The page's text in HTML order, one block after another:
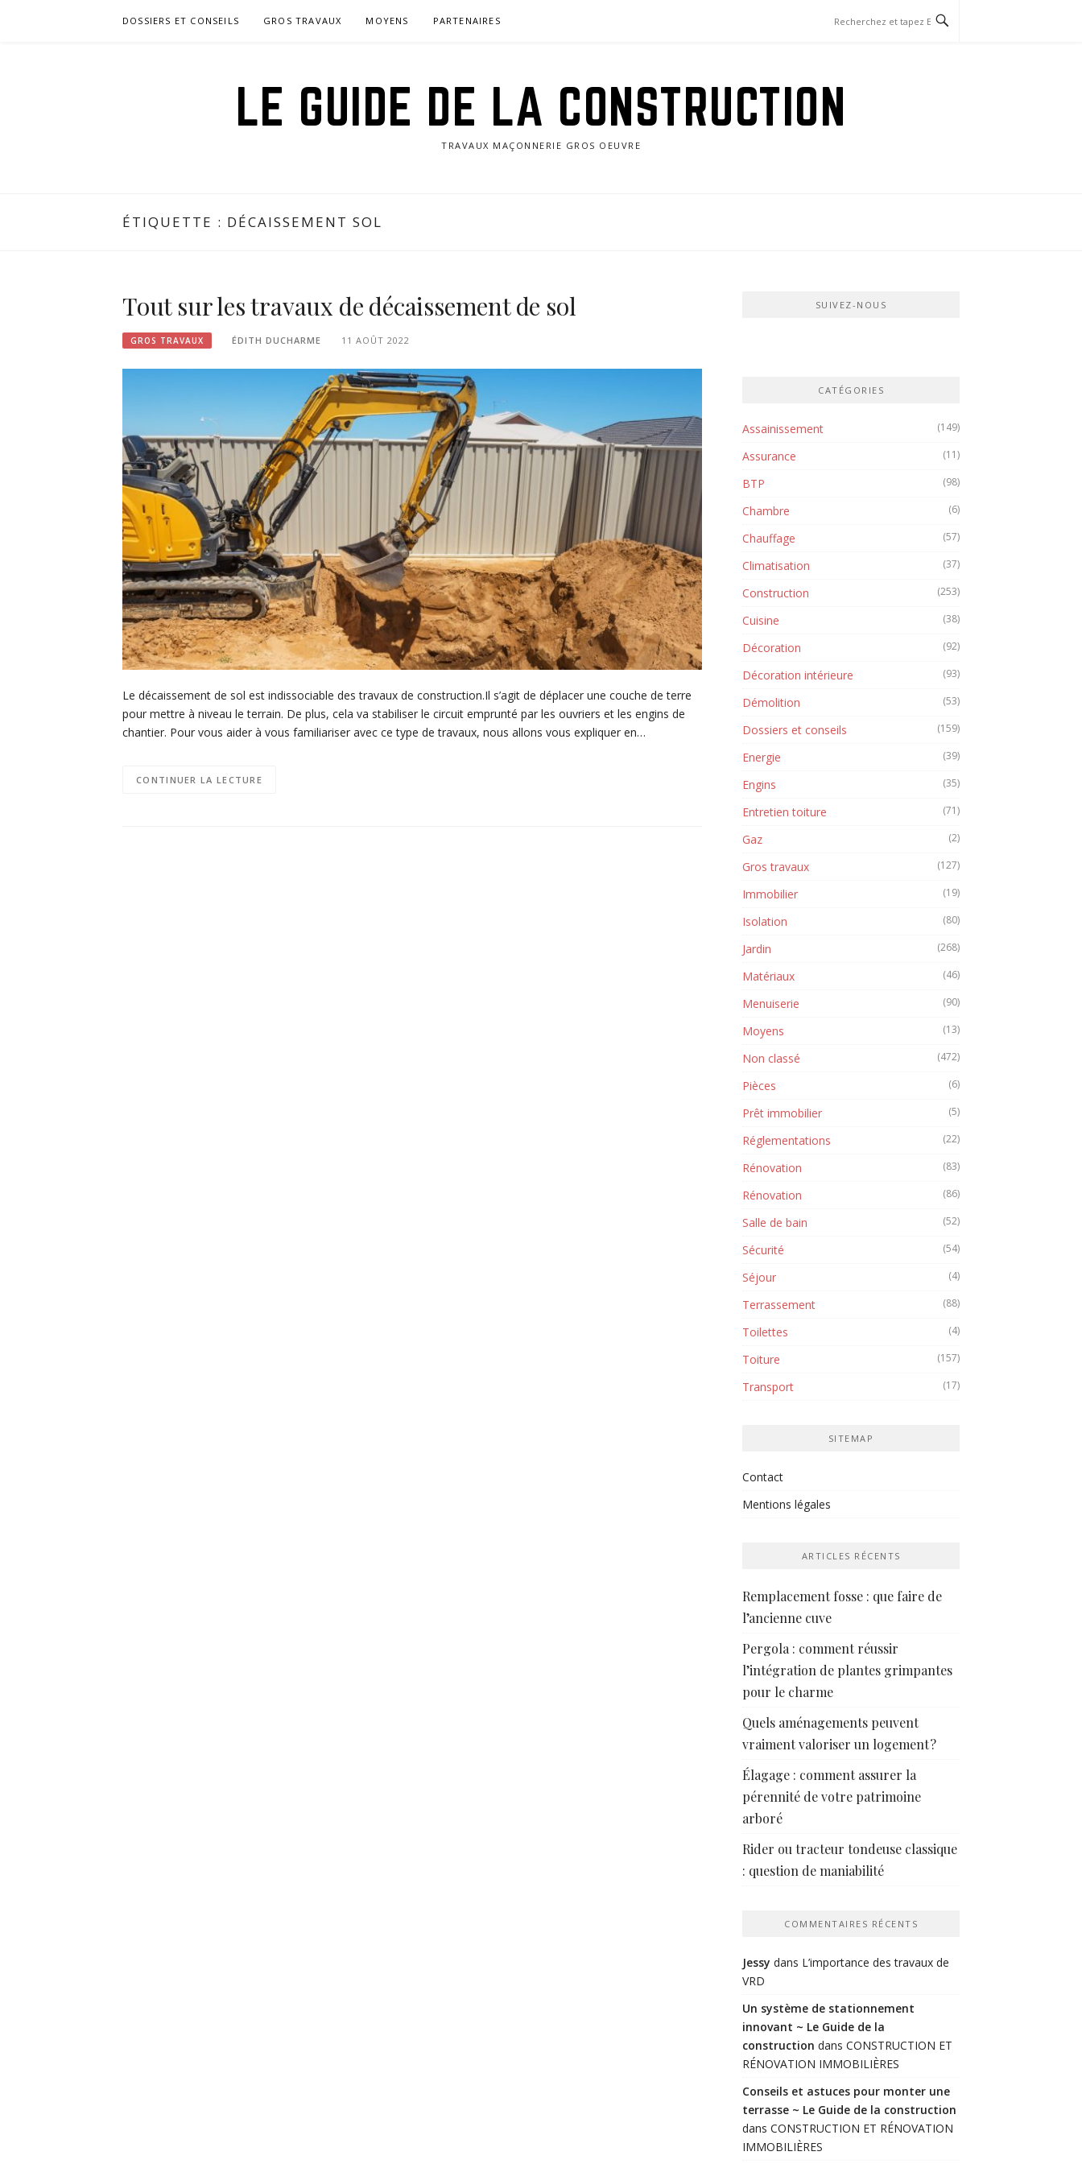
DOSSIERS ET CONSEILS GROS TRAVAUX MOYENS PARTENAIRES
LE GUIDE DE LA CONSTRUCTION
TRAVAUX MAÇONNERIE GROS OEUVRE
ÉTIQUETTE : DÉCAISSEMENT SOL
Tout sur les travaux de décaissement de sol
GROS TRAVAUX ÉDITH DUCHARME 11 AOÛT 2022
Le décaissement de sol est indissociable des travaux de construction.Il s’agit de déplacer une couche de terre
pour mettre à niveau le terrain. De plus, cela va stabiliser le circuit emprunté par les ouvriers et les engins de
chantier. Pour vous aider à vous familiariser avec ce type de travaux, nous allons vous expliquer en…
CONTINUER LA LECTURE
SUIVEZ-NOUS
CATÉGORIES
Assainissement (149)
Assurance (11)
BTP (98)
Chambre (6)
Chauffage (57)
Climatisation (37)
Construction (253)
Cuisine (38)
Décoration (92)
Décoration intérieure (93)
Démolition (53)
Dossiers et conseils (159)
Energie (39)
Engins (35)
Entretien toiture (71)
Gaz (2)
Gros travaux (127)
Immobilier (19)
Isolation (80)
Jardin (268)
Matériaux (46)
Menuiserie (90)
Moyens (13)
Non classé (472)
Pièces (6)
Prêt immobilier (5)
Réglementations (22)
Rénovation (83)
Rénovation (86)
Salle de bain (52)
Sécurité (54)
Séjour (4)
Terrassement (88)
Toilettes (4)
Toiture (157)
Transport (17)
SITEMAP
Contact
Mentions légales
ARTICLES RÉCENTS
Remplacement fosse : que faire de
l’ancienne cuve
Pergola : comment réussir
l’intégration de plantes grimpantes
pour le charme
Quels aménagements peuvent
vraiment valoriser un logement ?
Élagage : comment assurer la
pérennité de votre patrimoine
arboré
Rider ou tracteur tondeuse classique
: question de maniabilité
COMMENTAIRES RÉCENTS
Jessy dans L’importance des travaux de
VRD
Un système de stationnement
innovant ~ Le Guide de la
construction dans CONSTRUCTION ET
RÉNOVATION IMMOBILIÈRES
Conseils et astuces pour monter une
terrasse ~ Le Guide de la construction
dans CONSTRUCTION ET RÉNOVATION
IMMOBILIÈRES